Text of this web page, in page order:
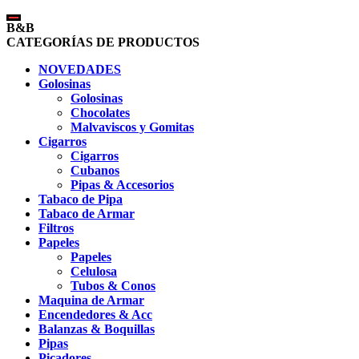
B&B
CATEGORÍAS DE PRODUCTOS
NOVEDADES
Golosinas
Golosinas
Chocolates
Malvaviscos y Gomitas
Cigarros
Cigarros
Cubanos
Pipas & Accesorios
Tabaco de Pipa
Tabaco de Armar
Filtros
Papeles
Papeles
Celulosa
Tubos & Conos
Maquina de Armar
Encendedores & Acc
Balanzas & Boquillas
Pipas